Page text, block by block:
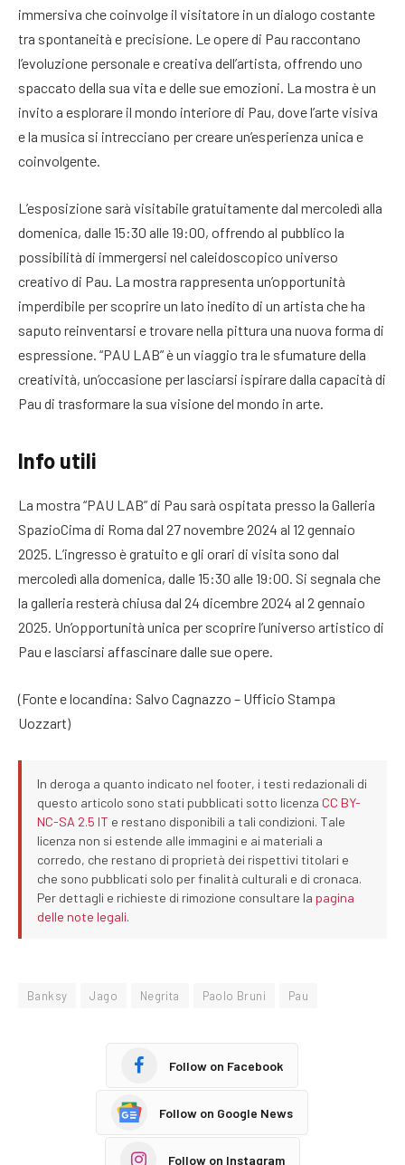
immersiva che coinvolge il visitatore in un dialogo costante
tra spontaneità e precisione. Le opere di Pau raccontano
l’evoluzione personale e creativa dell’artista, offrendo uno
spaccato della sua vita e delle sue emozioni. La mostra è un
invito a esplorare il mondo interiore di Pau, dove l’arte visiva
e la musica si intrecciano per creare un’esperienza unica e
coinvolgente.
L’esposizione sarà visitabile gratuitamente dal mercoledì alla
domenica, dalle 15:30 alle 19:00, offrendo al pubblico la
possibilità di immergersi nel caleidoscopico universo
creativo di Pau. La mostra rappresenta un’opportunità
imperdibile per scoprire un lato inedito di un artista che ha
saputo reinventarsi e trovare nella pittura una nuova forma di
espressione. “PAU LAB” è un viaggio tra le sfumature della
creatività, un’occasione per lasciarsi ispirare dalla capacità di
Pau di trasformare la sua visione del mondo in arte.
Info utili
La mostra “PAU LAB” di Pau sarà ospitata presso la Galleria
SpazioCima di Roma dal 27 novembre 2024 al 12 gennaio
2025. L’ingresso è gratuito e gli orari di visita sono dal
mercoledì alla domenica, dalle 15:30 alle 19:00. Si segnala che
la galleria resterà chiusa dal 24 dicembre 2024 al 2 gennaio
2025. Un’opportunità unica per scoprire l’universo artistico di
Pau e lasciarsi affascinare dalle sue opere.
(Fonte e locandina: Salvo Cagnazzo – Ufficio Stampa
Uozzart)
In deroga a quanto indicato nel footer, i testi redazionali di
questo articolo sono stati pubblicati sotto licenza CC BY-
NC-SA 2.5 IT e restano disponibili a tali condizioni. Tale
licenza non si estende alle immagini e ai materiali a
corredo, che restano di proprietà dei rispettivi titolari e
che sono pubblicati solo per finalità culturali e di cronaca.
Per dettagli e richieste di rimozione consultare la pagina
delle note legali.
Banksy Jago Negrita Paolo Bruni Pau
Follow on Facebook
Follow on Google News
Follow on Instagram